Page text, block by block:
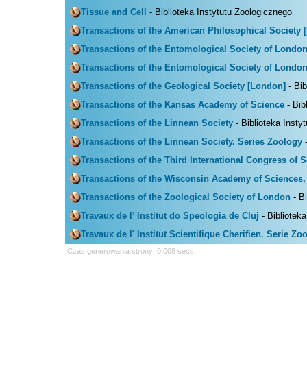
Tissue and Cell
- Biblioteka Instytutu Zoologicznego
Transactions of the American Philosophical Society
Transactions of the Entomological Society of
Transactions of the Entomological Society of
Transactions of the Geological Society [London] -
Transactions of the Kansas Academy of Science -
Transactions of the Linnean Society - Biblioteka
Transactions of the Linnean Society. Series Zoology
Transactions of the Third International Congress of
Transactions of the Wisconsin Academy of
Transactions of the Zoological Society of London -
Travaux de l’ Institut do Speologia de Cluj -
Travaux de l' Institut Scientifique Cherifien. Serie
Czas generowania strony: 0.008 secs.